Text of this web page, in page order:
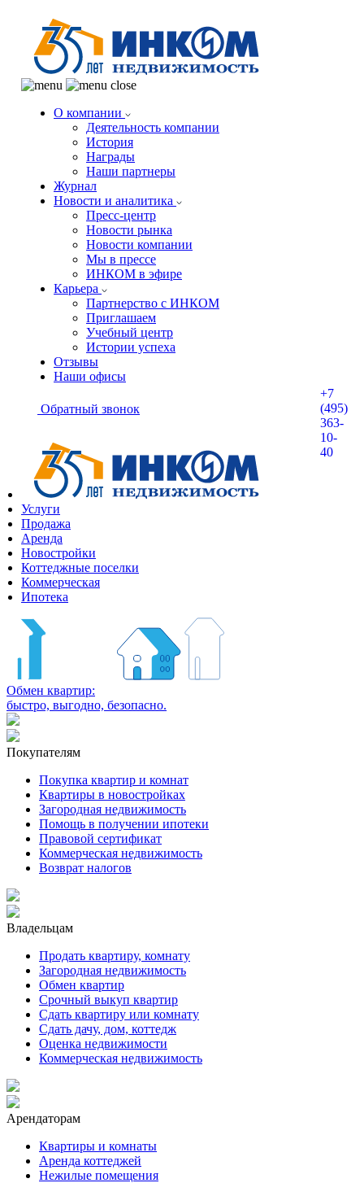
О компании
Деятельность компании
История
Награды
Наши партнеры
Журнал
Новости и аналитика
Пресс-центр
Новости рынка
Новости компании
Мы в прессе
ИНКОМ в эфире
Карьера
Партнерство с ИНКОМ
Приглашаем
Учебный центр
Истории успеха
Отзывы
Наши офисы
+7
(495)
363-
10-
40
Обратный звонок
Услуги
Продажа
Аренда
Новостройки
Коттеджные поселки
Коммерческая
Ипотека
Обмен квартир:
быстро, выгодно, безопасно.
Покупателям
Покупка квартир и комнат
Квартиры в новостройках
Загородная недвижимость
Помощь в получении ипотеки
Правовой сертификат
Коммерческая недвижимость
Возврат налогов
Владельцам
Продать квартиру, комнату
Загородная недвижимость
Обмен квартир
Срочный выкуп квартир
Сдать квартиру или комнату
Сдать дачу, дом, коттедж
Оценка недвижимости
Коммерческая недвижимость
Арендаторам
Квартиры и комнаты
Аренда коттеджей
Нежилые помещения